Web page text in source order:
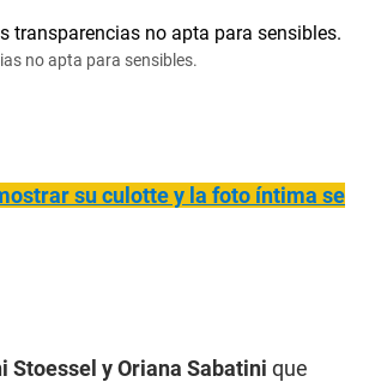
no apta para sensibles.
su culotte y la foto íntima se
Stoessel y Oriana Sabatini que